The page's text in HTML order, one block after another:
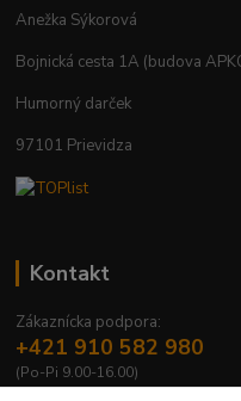
Anežka Sýkorová
Bojnická cesta 1A (budova
Humorný darček
97101 Prievidza
Kontakt
Zákaznícka podpora:
+421 910 582 980
(Po-Pi 9.00-16.00)